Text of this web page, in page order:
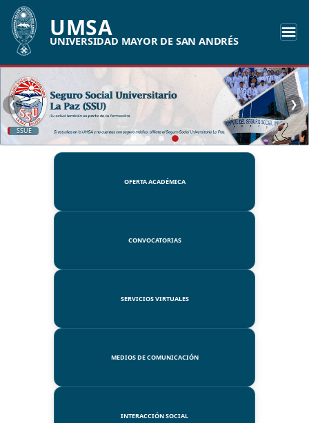
UMSA
UNIVERSIDAD MAYOR DE SAN ANDRÉS
SSUE
❮ ❯
OFERTA ACADÉMICA
CONVOCATORIAS
SERVICIOS VIRTUALES
MEDIOS DE COMUNICACIÓN
INTERACCIÓN SOCIAL